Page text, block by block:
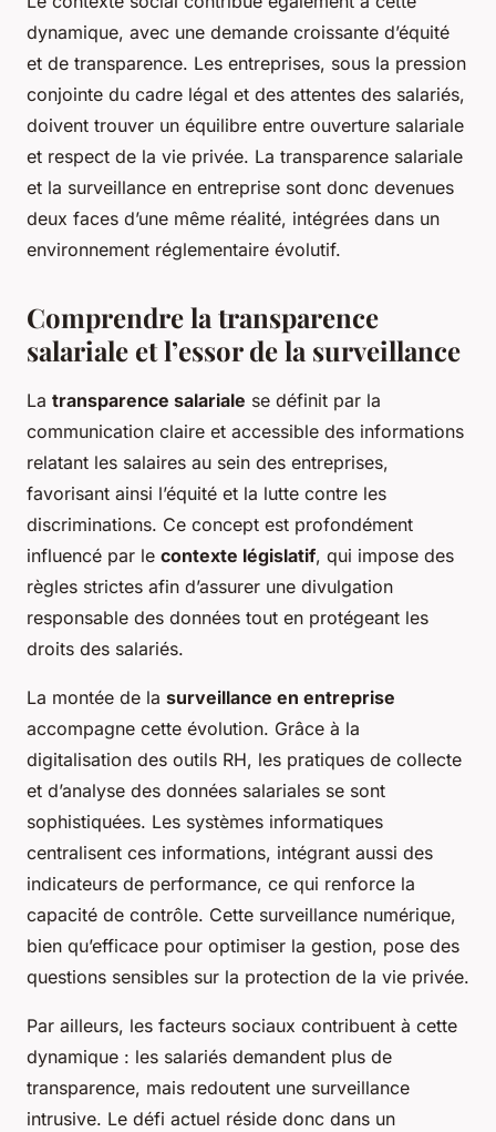
dynamique, avec une demande croissante d’équité
et de transparence. Les entreprises, sous la pression
conjointe du cadre légal et des attentes des salariés,
doivent trouver un équilibre entre ouverture salariale
et respect de la vie privée. La transparence salariale
et la surveillance en entreprise sont donc devenues
deux faces d’une même réalité, intégrées dans un
environnement réglementaire évolutif.
Comprendre la transparence
salariale et l’essor de la surveillance
La transparence salariale se définit par la
communication claire et accessible des informations
relatant les salaires au sein des entreprises,
favorisant ainsi l’équité et la lutte contre les
discriminations. Ce concept est profondément
influencé par le contexte législatif, qui impose des
règles strictes afin d’assurer une divulgation
responsable des données tout en protégeant les
droits des salariés.
La montée de la surveillance en entreprise
accompagne cette évolution. Grâce à la
digitalisation des outils RH, les pratiques de collecte
et d’analyse des données salariales se sont
sophistiquées. Les systèmes informatiques
centralisent ces informations, intégrant aussi des
indicateurs de performance, ce qui renforce la
capacité de contrôle. Cette surveillance numérique,
bien qu’efficace pour optimiser la gestion, pose des
questions sensibles sur la protection de la vie privée.
Par ailleurs, les facteurs sociaux contribuent à cette
dynamique : les salariés demandent plus de
transparence, mais redoutent une surveillance
intrusive. Le défi actuel réside donc dans un